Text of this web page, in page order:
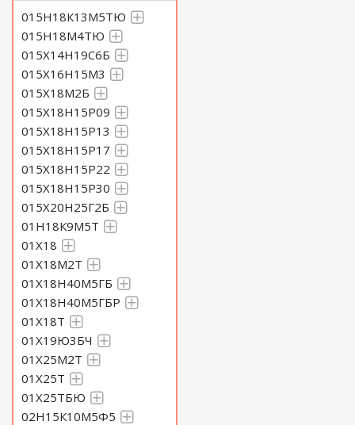
015Н18К13М5ТЮ
015Н18М4ТЮ
015Х14Н19С6Б
015Х16Н15М3
015Х18М2Б
015Х18Н15Р09
015Х18Н15Р13
015Х18Н15Р17
015Х18Н15Р22
015Х18Н15Р30
015Х20Н25Г2Б
01Н18К9М5Т
01Х18
01Х18М2Т
01Х18Н40М5ГБ
01Х18Н40М5ГБР
01Х18Т
01Х19Ю3БЧ
01Х25М2Т
01Х25Т
01Х25ТБЮ
02Н15К10М5Ф5